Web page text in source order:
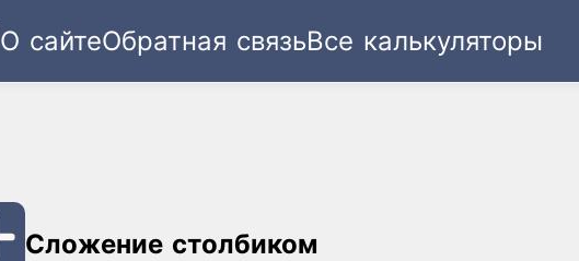
О сайтеОбратная связьВсе калькуляторы
Сложение столбиком